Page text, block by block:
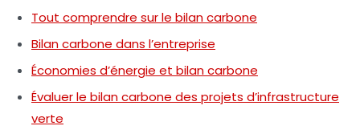
Tout comprendre sur le bilan carbone
Bilan carbone dans l’entreprise
Économies d’énergie et bilan carbone
Évaluer le bilan carbone des projets d’infrastructure
verte